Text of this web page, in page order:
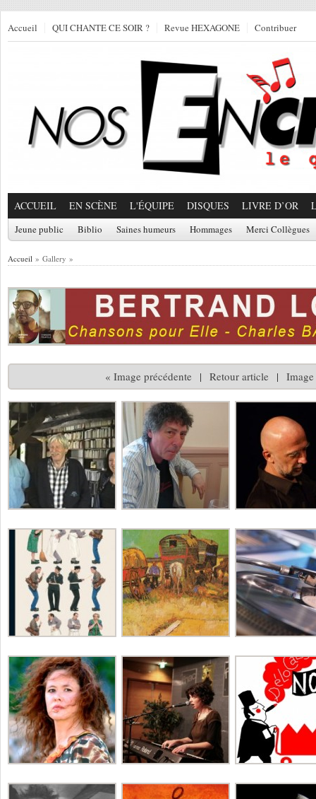
Accueil QUI CHANTE CE SOIR ? Revue HEXAGONE Contribuer
ACCUEIL EN SCÈNE L'ÉQUIPE DISQUES LIVRE D’OR
Jeune public Biblio Saines humeurs Hommages Merci Collègues
Accueil » Gallery »
« Image précédente | Retour article |